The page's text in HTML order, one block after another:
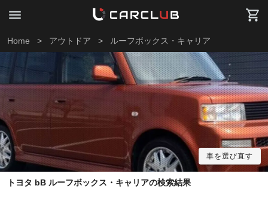
Home > アウトドア > ルーフボックス・キャリア
車を選び直す
トヨタ bB ルーフボックス・キャリアの検索結果